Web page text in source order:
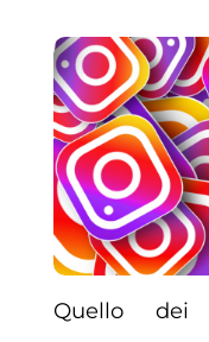
Quello dei